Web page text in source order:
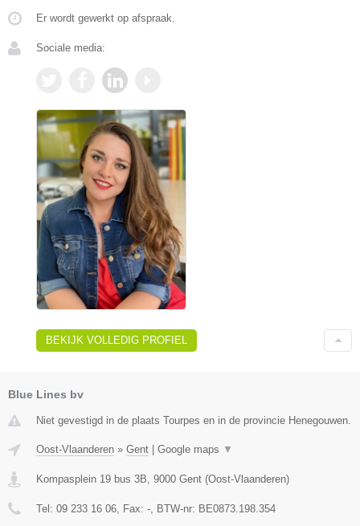
Er wordt gewerkt op afspraak.
Sociale media:
BEKIJK VOLLEDIG PROFIEL
Blue Lines bv
Niet gevestigd in de plaats Tourpes en in de provincie Henegouwen.
Oost-Vlaanderen » Gent | Google maps ▼
Kompasplein 19 bus 3B 9000 Gent (Oost-Vlaanderen)
Tel: 09 233 16 06 , Fax: - , BTW-nr: BE0873.198.354